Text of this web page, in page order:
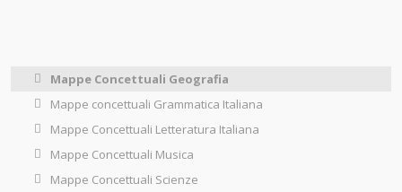
Mappe Concettuali Geografia
Mappe concettuali Grammatica Italiana
Mappe Concettuali Letteratura Italiana
Mappe Concettuali Musica
Mappe Concettuali Scienze